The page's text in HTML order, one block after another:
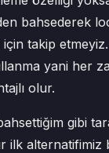
bahsederek
için takip
yani her
olur.
gibi
ilk alternatifimiz